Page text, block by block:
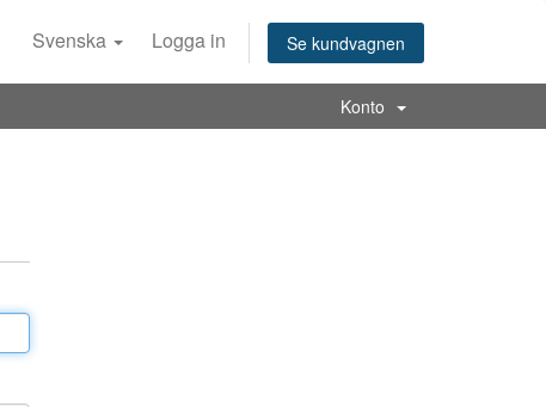
Svenska Logga in Se kundvagnen
Konto